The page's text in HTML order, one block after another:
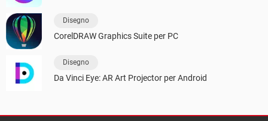
Disegno
CorelDRAW Graphics Suite per PC
Disegno
Da Vinci Eye: AR Art Projector per Android